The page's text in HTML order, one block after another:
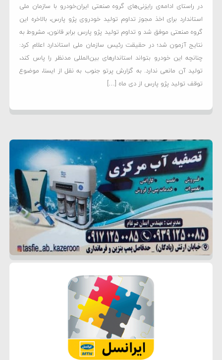
در راستای ادامه‌ی رایزنی‌های گروه صنعتی ایران‌خودرو با سازمان ملی
استاندارد برای اخذ مجوز تداوم تولید خودروی پژو پارس، بالاخره این
گروه صنعتی موفق شد و تداوم تولید پژو پارس برابر قانون، مشروط به
نتایج آزمون شد؛ در حقیقت رئیس سازمان ملی استاندارد اعلام کرد:
چنانچه این خودرو بتواند استاندارهای بین‌المللی مدنظر را پاس کند،
تولید آن مانعی ندارد. به گزارش پرتو جنوب به نقل از ایسنا، موضوع
توقف تولید پژو پارس از دی ماه […]